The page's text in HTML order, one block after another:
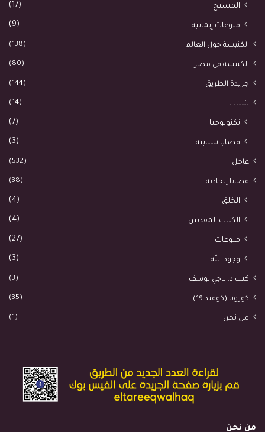
المسيح (17)
منوعات إيمانية (9)
الكنيسة حول العالم (138)
الكنيسة في مصر (80)
جريدة الطريق (144)
شباب (14)
تكنولوجيا (7)
قضايا شبابية (3)
عاجل (532)
قضايا إلحادية (38)
الخلق (4)
الكتاب المقدس (4)
منوعات (27)
وجود الله (3)
كتب د. ناجي يوسف (3)
كورونا (كوفيد 19) (35)
من نحن (1)
من نحن